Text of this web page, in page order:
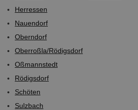
Herressen
Nauendorf
Oberndorf
Oberroßla/Rödigsdorf
Oßmannstedt
Rödigsdorf
Schöten
Sulzbach